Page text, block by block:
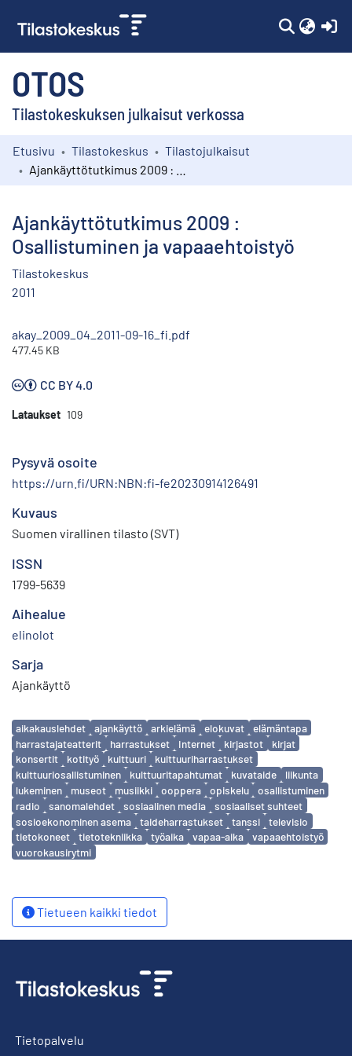
OTOS
Tilastokeskuksen julkaisut verkossa
Kokoelmat
Etusivu Tilastokeskus
Tilastojulkaisut
Ajankäyttötutkimus 2009 :
Osallistuminen ja vapaaehtoistyö
Tilastokeskus
2011
akay_2009_04_2011-09-16_fi.pdf
477.45 KB
CC BY 4.0
Lataukset 109
Pysyvä osoite
https://urn.fi/URN:NBN:fi-fe20230914126491
Kuvaus
Suomen virallinen tilasto (SVT)
ISSN
1799-5639
Aihealue
elinolot
Sarja
Ajankäyttö
Avainsanat
aikakauslehdet ajankäyttö arkielämä elokuvat
elämäntapa
harrastajateatterit
harrastukset Internet kirjastot
kirjat
konsertit
kotityö kulttuuri
kulttuuriharrastukset
kulttuuriosallistuminen
kulttuuritapahtumat kuvataide
liikunta
lukeminen
museot musiikki ooppera opiskelu
osallistuminen
radio
sanomalehdet sosiaalinen media
sosiaaliset suhteet
sosioekonominen asema
taideharrastukset tanssi
televisio
tietokoneet
tietotekniikka työaika vapaa-aika
vapaaehtoistyö
vuorokausirytmi
Tietueen kaikki tiedot
Tietopalvelu